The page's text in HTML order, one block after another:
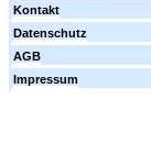
Kontakt
Datenschutz
AGB
Impressum